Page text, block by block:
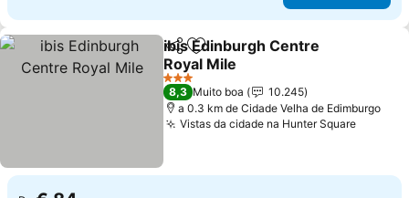
PartilharAdicionar aos favoritos
ibis Edinburgh Centre
Royal Mile
Ver preços
3 Estrelas
8,3 Muito boa
10.245
a 0.3 km de Cidade Velha de Edimburgo
Vistas da cidade na Hunter SquareVer